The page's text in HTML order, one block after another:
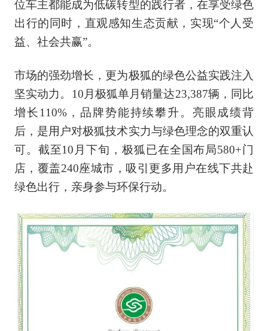
位车主都能成为低碳转型的践行者，在享受绿色
出行的同时，直观感知生态贡献，实现“个人受
益、社会共赢”。
市场的强劲增长，更为极狐的绿色公益实践注入
坚实动力。10月极狐单月销量达23,387辆，同比
增长110%，品牌势能持续攀升。亮眼成绩背
后，是用户对极狐技术实力与绿色理念的双重认
可。截至10月下旬，极狐已在全国布局580+门
店，覆盖240座城市，吸引更多用户在线下共赴
绿色出行，亲身参与环保行动。